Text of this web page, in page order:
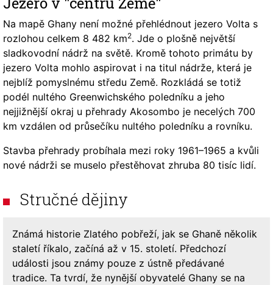
Na mapě Ghany není možné přehlédnout jezero Volta s
rozlohou celkem 8 482 km2. Jde o plošně největší
sladkovodní nádrž na světě. Kromě tohoto primátu by
jezero Volta mohlo aspirovat i na titul nádrže, která je
nejblíž pomyslnému středu Země. Rozkládá se totiž
podél nultého Greenwichského poledníku a jeho
nejjižnější okraj u přehrady Akosombo je necelých 700
km vzdálen od průsečíku nultého poledníku a rovníku.
Stavba přehrady probíhala mezi roky 1961–1965 a kvůli
nové nádrži se muselo přestěhovat zhruba 80 tisíc lidí.
Stručné dějiny
Známá historie Zlatého pobřeží, jak se Ghaně několik
staletí říkalo, začíná až v 15. století. Předchozí
události jsou známy pouze z ústně předávané
tradice. Ta tvrdí, že nynější obyvatelé Ghany se na